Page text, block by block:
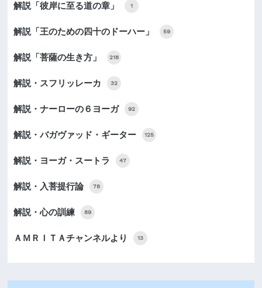
解説「彼岸に至る道の章」 1
解説「王のための四十のドーハー」 59
解説「菩薩の生き方」 218
解説・スフリッレーカ 32
解説・ナーローの６ヨーガ 92
解説・バガヴァッド・ギーター 125
解説・ヨーガ・スートラ 47
解説・入菩提行論 78
解説・心の訓練 89
ＡＭＲＩＴＡチャンネルより 13